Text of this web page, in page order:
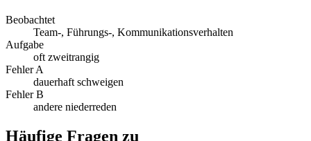
Beobachtet
Team-, Führungs-, Kommunikationsverhalten
Aufgabe
oft zweitrangig
Fehler A
dauerhaft schweigen
Fehler B
andere niederreden
Häufige Fragen zu